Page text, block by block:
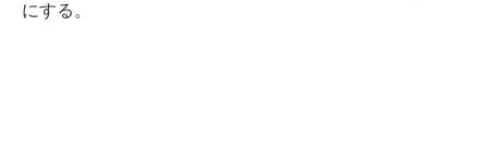
にする。